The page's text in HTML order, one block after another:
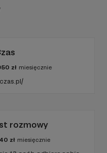
Informacji
na Uniwersytecie
zł miesięcznie
rozmowy
zł miesięcznie